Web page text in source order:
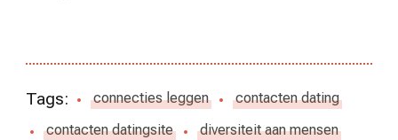
Tags: connecties leggen
contacten dating
contacten datingsite
diversiteit aan mensen